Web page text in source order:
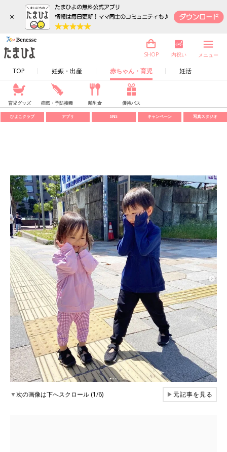
×
TOP 妊娠・出産 赤ちゃん・育児 妊活
SHOP 内祝い メニュー
育児グッズ 病気・予防接種 離乳食 優待パス
ひよこクラブ アプリ SNS キャンペーン 写真スタジオ
▼次の画像は下へスクロール (1/6) ▶元記事を見る